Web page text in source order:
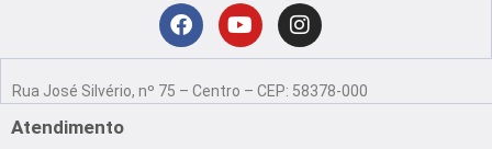
F
c
Y
u
I
n
s
Rua José Silvério, nº 75 – Centro – CEP: 58378-000
Atendimento